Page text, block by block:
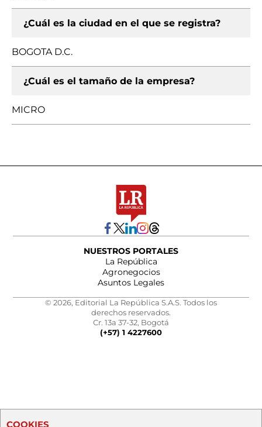
¿Cuál es la ciudad en el que se registra?
BOGOTA D.C.
¿Cuál es el tamaño de la empresa?
MICRO
NUESTROS PORTALES
La República
Agronegocios
Asuntos Legales
© 2026, Editorial La República S.A.S. Todos los
derechos reservados.
Cr. 13a 37-32, Bogotá
(+57) 1 4227600
COOKIES